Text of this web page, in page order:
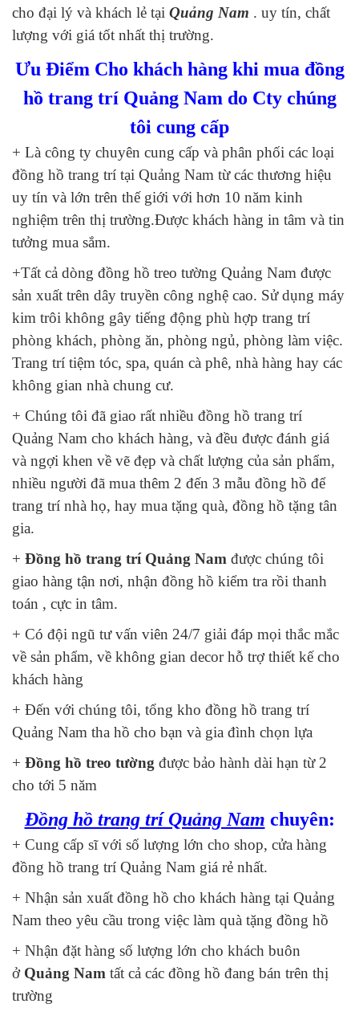
cho đại lý và khách lẻ tại Quảng Nam . uy tín, chất
lượng với giá tốt nhất thị trường.
Ưu Điểm Cho khách hàng khi mua đồng
hồ trang trí Quảng Nam do Cty chúng
tôi cung cấp
+ Là công ty chuyên cung cấp và phân phối các loại
đồng hồ trang trí tại Quảng Nam từ các thương hiệu
uy tín và lớn trên thế giới với hơn 10 năm kinh
nghiệm trên thị trường.Được khách hàng in tâm và tin
tưởng mua sắm.
+Tất cả dòng đồng hồ treo tường Quảng Nam được
sản xuất trên dây truyền công nghệ cao. Sử dụng máy
kim trôi không gây tiếng động phù hợp trang trí
phòng khách, phòng ăn, phòng ngủ, phòng làm việc.
Trang trí tiệm tóc, spa, quán cà phê, nhà hàng hay các
không gian nhà chung cư.
+ Chúng tôi đã giao rất nhiều đồng hồ trang trí
Quảng Nam cho khách hàng, và đều được đánh giá
và ngợi khen về vẽ đẹp và chất lượng của sản phẩm,
nhiều người đã mua thêm 2 đến 3 mẫu đồng hồ để
trang trí nhà họ, hay mua tặng quà, đồng hồ tặng tân
gia.
+ Đồng hồ trang trí Quảng Nam được chúng tôi
giao hàng tận nơi, nhận đồng hồ kiểm tra rồi thanh
toán , cực in tâm.
+ Có đội ngũ tư vấn viên 24/7 giải đáp mọi thắc mắc
về sản phẩm, về không gian decor hỗ trợ thiết kế cho
khách hàng
+ Đến với chúng tôi, tổng kho đồng hồ trang trí
Quảng Nam tha hồ cho bạn và gia đình chọn lựa
+ Đồng hồ treo tường được bảo hành dài hạn từ 2
cho tới 5 năm
Đồng hồ trang trí Quảng Nam chuyên:
+ Cung cấp sĩ với số lượng lớn cho shop, cửa hàng
đồng hồ trang trí Quảng Nam giá rẻ nhất.
+ Nhận sản xuất đồng hồ cho khách hàng tại Quảng
Nam theo yêu cầu trong việc làm quà tặng đồng hồ
+ Nhận đặt hàng số lượng lớn cho khách buôn
ở Quảng Nam tất cả các đồng hồ đang bán trên thị
trường